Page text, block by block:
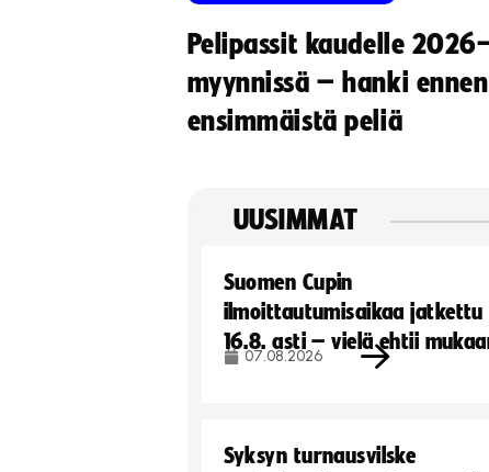
Pelipassit kaudelle
myynnissä – hanki ennen
ensimmäistä peliä
UUSIMMAT
Suomen Cupin
ilmoittautumisaikaa jatkettu
16.8. asti – vielä ehtii
07.08.2026
Syksyn turnausvilske